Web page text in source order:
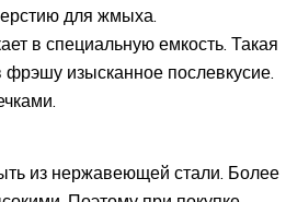
для жмыха.
в специальную емкость. Такая
изысканное послевкусие.
из нержавеющей стали. Более